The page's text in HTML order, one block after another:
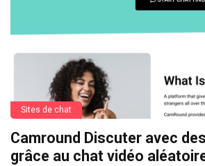
Sites de chat
Camround Discuter avec
grâce au chat vidéo